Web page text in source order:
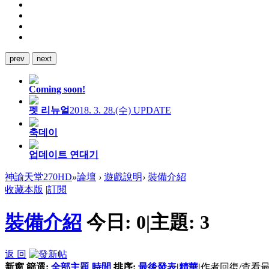
prev next
Coming soon!
펫 리뉴얼 2018. 3. 28.(수) UPDATE
축데이
업데이트 연대기
神諭天堂270HD»論壇 › 遊戲說明› 裝備介紹
收藏本版 |訂閱
裝備介紹 今日: 0|主題: 3
返 回
新窗 篩選: 全部主題 時間 排序: 最後發表|精華|作者回復/查看